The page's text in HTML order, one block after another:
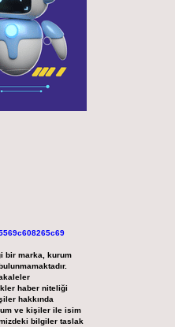
bir marka, kurum
haber niteliği
hakkında
ve kişiler ile isim
bilgiler taslak